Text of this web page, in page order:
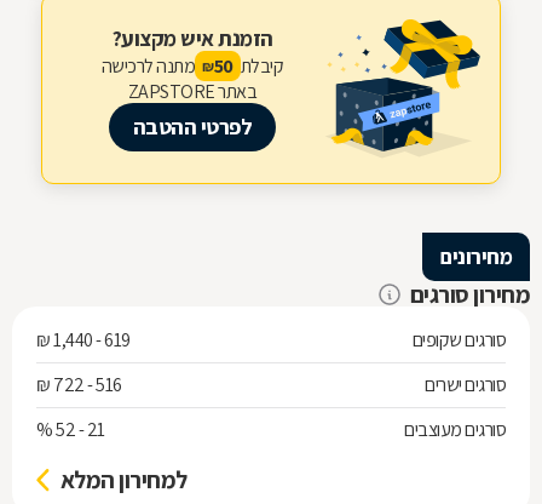
הזמנת איש מקצוע?
קיבלת 50
₪ מתנה לרכישה
באתר ZAPSTORE
לפרטי ההטבה
מחירונים
מחירון סורגים
סורגים שקופים
619 - 1,440 ₪
סורגים ישרים
516 - 722 ₪
סורגים מעוצבים
21 - 52 %
למחירון המלא